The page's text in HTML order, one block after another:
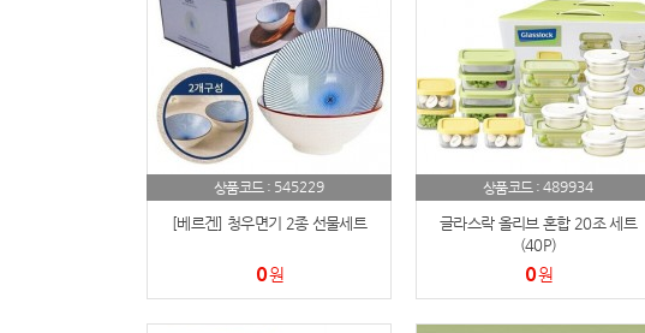
5 볼펜
6 양심판촉
7 여행
8 텀블러
AP-100125
상품코드 : 545229
[베르겐] 청우면기 2종 선물세트
0원
상품코드 : 489934
글라스락 올리브 혼합 20조 세트
(40P)
0원